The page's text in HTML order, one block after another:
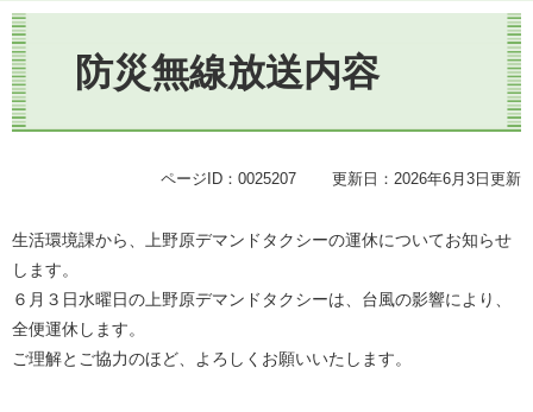
文
へ
本
文
防災無線放送内容
ページID：0025207 更新日：2026年6月3日更新
生活環境課から、上野原デマンドタクシーの運休についてお知らせ
します。
６月３日水曜日の上野原デマンドタクシーは、台風の影響により、
全便運休します。
ご理解とご協力のほど、よろしくお願いいたします。